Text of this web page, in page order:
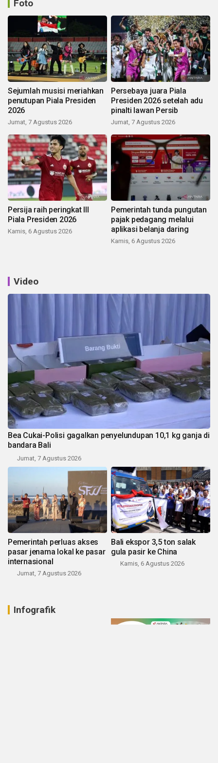
Foto
Sejumlah musisi meriahkan
penutupan Piala Presiden
2026
Jumat, 7 Agustus 2026
Persebaya juara Piala
Presiden 2026 setelah adu
pinalti lawan Persib
Jumat, 7 Agustus 2026
Persija raih peringkat III
Piala Presiden 2026
Kamis, 6 Agustus 2026
Pemerintah tunda pungutan
pajak pedagang melalui
aplikasi belanja daring
Kamis, 6 Agustus 2026
Video
Bea Cukai-Polisi gagalkan penyelundupan 10,1 kg ganja di
bandara Bali
Jumat, 7 Agustus 2026
Pemerintah perluas akses
pasar jenama lokal ke pasar
internasional
Jumat, 7 Agustus 2026
Bali ekspor 3,5 ton salak
gula pasir ke China
Kamis, 6 Agustus 2026
Infografik